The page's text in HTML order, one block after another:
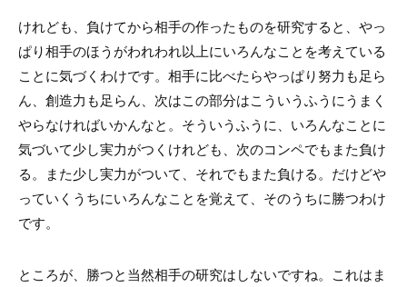
けれども、負けてから相手の作ったものを研究すると、やっ
ぱり相手のほうがわれわれ以上にいろんなことを考えている
ことに気づくわけです。相手に比べたらやっぱり努力も足ら
ん、創造力も足らん、次はこの部分はこういうふうにうまく
やらなければいかんなと。そういうふうに、いろんなことに
気づいて少し実力がつくけれども、次のコンペでもまた負け
る。また少し実力がついて、それでもまた負ける。だけどや
っていくうちにいろんなことを覚えて、そのうちに勝つわけ
です。
ところが、勝つと当然相手の研究はしないですね。これはま